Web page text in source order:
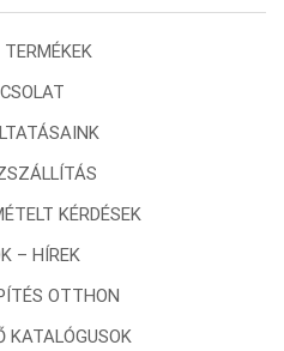
KÉRDÉSEK
– HÍREK
OTTHON
KATALÓGUSOK